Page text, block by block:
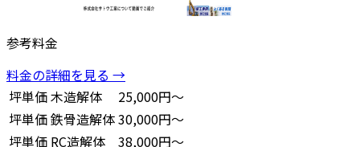
参考料金
料金の詳細を見る →
坪単価木造解体
25,000円～
坪単価鉄骨造解体30,000円～
坪単価 RC造解体
38,000円～